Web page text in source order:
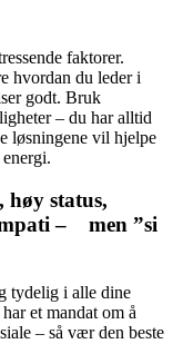
faktorer.
hvordan du leder i
godt. Bruk
– du har alltid
løsningene vil hjelpe
status,
– men ”si
tydelig i alle dine
et mandat om å
– så vær den beste